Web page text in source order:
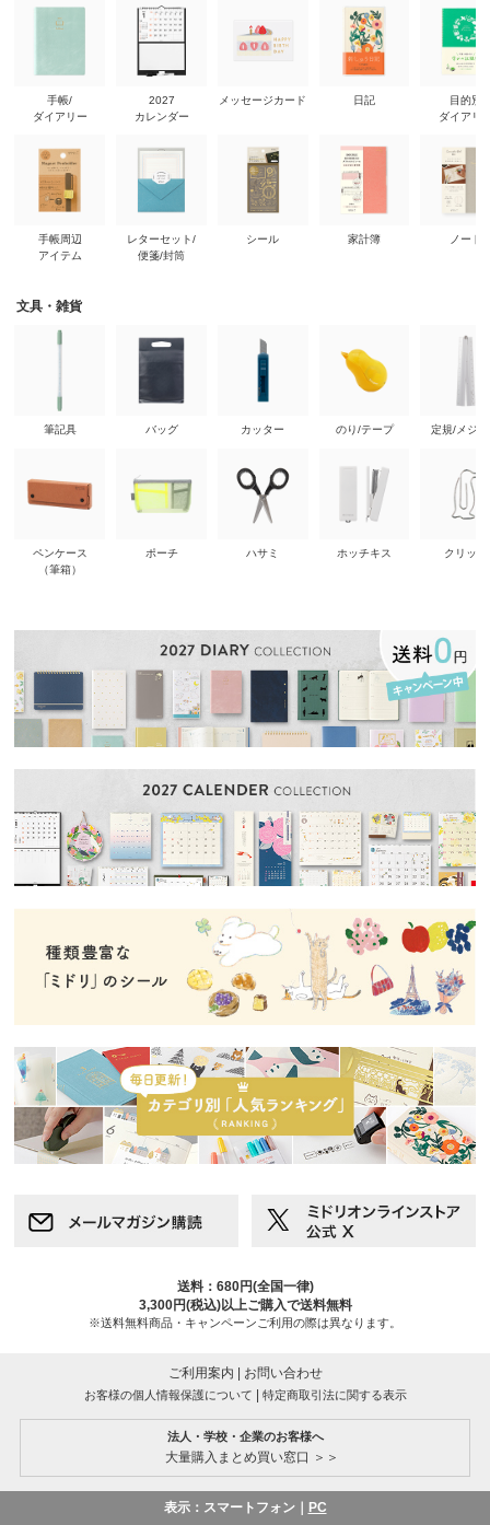
手帳/
ダイアリー
手帳周辺
アイテム
2027
カレンダー
レターセット/
便箋/封筒
メッセージカード
シール
日記
家計簿
目的別
ダイアリ
ノート
文具・雑貨
筆記具
ペンケース
（筆箱）
バッグ
ポーチ
カッター
ハサミ
のり/テープ
ホッチキス
定規/メジ
クリップ
送料：680円(全国一律)
3,300円(税込)以上ご購入で送料無料
※送料無料商品・キャンペーンご利用の際は異なります。
ご利用案内 お問い合わせ
お客様の個人情報保護について 特定商取引法に関する表示
法人・学校・企業のお客様へ
大量購入まとめ買い窓口 ＞＞
表示：スマートフォン｜ PC